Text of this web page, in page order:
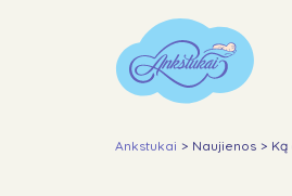
Ankstukai > Naujienos >